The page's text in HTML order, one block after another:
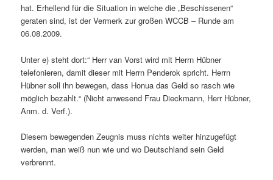
hat. Erhellend für die Situation in welche die „Beschissenen“
geraten sind, ist der Vermerk zur großen WCCB – Runde am
06.08.2009.
Unter e) steht dort:“ Herr van Vorst wird mit Herrn Hübner
telefonieren, damit dieser mit Herrn Penderok spricht. Herrn
Hübner soll ihn bewegen, dass Honua das Geld so rasch wie
möglich bezahlt.“ (Nicht anwesend Frau Dieckmann, Herr Hübner,
Anm. d. Verf.).
Diesem bewegenden Zeugnis muss nichts weiter hinzugefügt
werden, man weiß nun wie und wo Deutschland sein Geld
verbrennt.